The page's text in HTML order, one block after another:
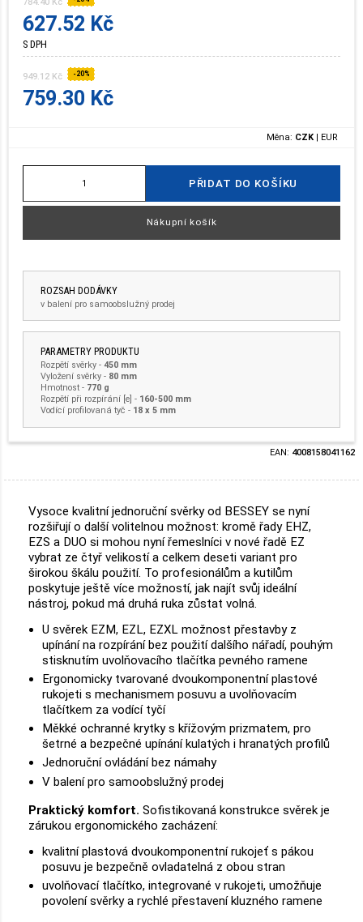
627.52 Kč
S DPH
949.12 Kč -20%
759.30 Kč
Měna: CZK | EUR
PŘIDAT DO KOŠÍKU
Nákupní košík
ROZSAH DODÁVKY
v balení pro samoobslužný prodej
PARAMETRY PRODUKTU
Rozpětí svěrky- 450 mm
Vyložení svěrky- 80 mm
Hmotnost- 770 g
Rozpětí při rozpírání [e] - 160-500 mm
Vodící profilovaná tyč - 18 x 5 mm
EAN: 4008158041162
Vysoce kvalitní jednoruční svěrky od BESSEY se nyní
rozšiřují o další volitelnou možnost: kromě řady EHZ,
EZS a DUO si mohou nyní řemeslníci v nové řadě EZ
vybrat ze čtyř velikostí a celkem deseti variant pro
širokou škálu použití. To profesionálům a kutilům
poskytuje ještě více možností, jak najít svůj ideální
nástroj, pokud má druhá ruka zůstat volná.
U svěrek EZM, EZL, EZXL možnost přestavby z
upínání na rozpírání bez použití dalšího nářadí, pouhým
stisknutím uvolňovacího tlačítka pevného ramene
Ergonomicky tvarované dvoukomponentní plastové
rukojeti s mechanismem posuvu a uvolňovacím
tlačítkem za vodící tyčí
Měkké ochranné krytky s křížovým prizmatem, pro
šetrné a bezpečné upínání kulatých i hranatých profilů
Jednoruční ovládání bez námahy
V balení pro samoobslužný prodej
Praktický komfort. Sofistikovaná konstrukce svěrek je
zárukou ergonomického zacházení:
kvalitní plastová dvoukomponentní rukojeť s pákou
posuvu je bezpečně ovladatelná z obou stran
uvolňovací tlačítko, integrované v rukojeti, umožňuje
povolení svěrky a rychlé přestavení kluzného ramene